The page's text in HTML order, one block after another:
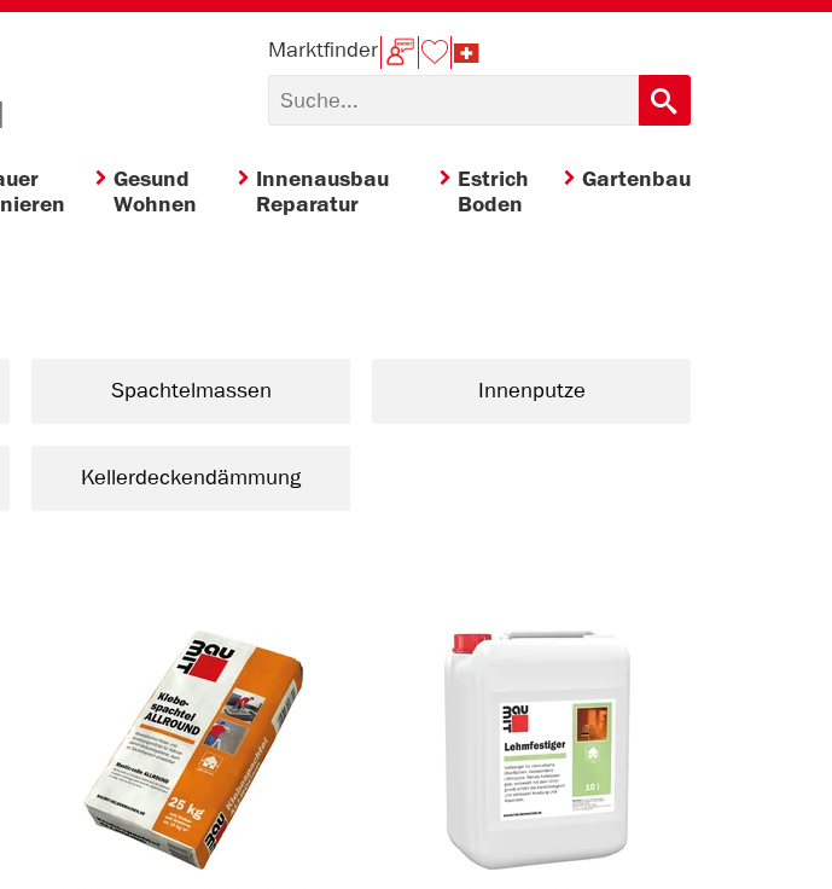
Marktfinder
Gesund
Wohnen
Innenausbau
Reparatur
Estrich
Boden
Gartenbau
Spachtelmassen Innenputze
Kellerdeckendämmung